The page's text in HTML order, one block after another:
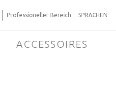
Professioneller Bereich SPRACHEN
ACCESSOIRES